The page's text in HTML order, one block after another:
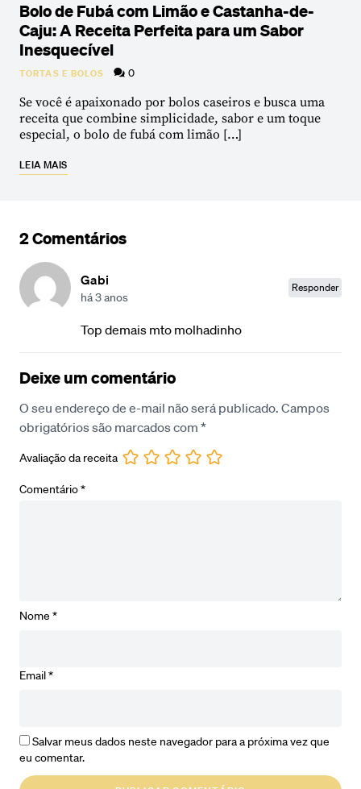
Bolo de Fubá com Limão e Castanha-de-
Caju: A Receita Perfeita para um Sabor
Inesquecível
TORTAS E BOLOS 0
Se você é apaixonado por bolos caseiros e busca uma
receita que combine simplicidade, sabor e um toque
especial, o bolo de fubá com limão […]
LEIA MAIS
2 Comentários
Gabi
há 3 anos
Responder
Top demais mto molhadinho
Deixe um comentário
O seu endereço de e-mail não será publicado. Campos
obrigatórios são marcados com *
Avaliação da receita
Comentário*
Nome *
Email*
Salvar meus dados neste navegador para a próxima vez que
eu comentar.